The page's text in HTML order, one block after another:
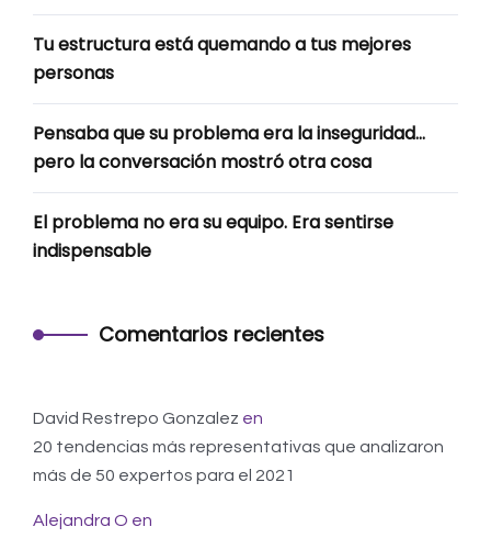
Tu estructura está quemando a tus mejores
personas
Pensaba que su problema era la inseguridad…
pero la conversación mostró otra cosa
El problema no era su equipo. Era sentirse
indispensable
Comentarios recientes
David Restrepo Gonzalez en
20 tendencias más representativas que analizaron
más de 50 expertos para el 2021
Alejandra O en